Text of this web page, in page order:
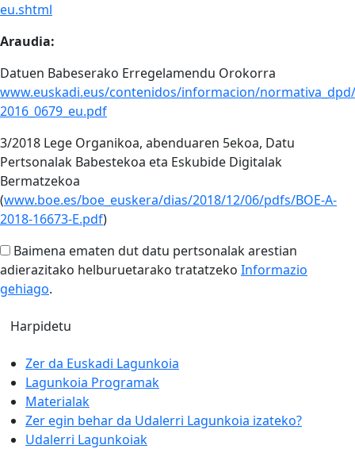
Zer da Euskadi Lagunkoia
Lagunkoia Programak
Materialak
Zer egin behar da Udalerri Lagunkoia izateko?
Udalerri Lagunkoiak
eu.shtml
Araudia:
Datuen Babeserako Erregelamendu Orokorra
www.euskadi.eus/contenidos/informacion/
2016_0679_eu.pdf
3/2018 Lege Organikoa, abenduaren 5ekoa, Datu
Pertsonalak Babestekoa eta Eskubide Digitalak
Bermatzekoa
(www.boe.es/boe_euskera/dias/2018/12/06/pdfs/BOE-A-
2018-16673-E.pdf)
Baimena ematen dut datu pertsonalak arestian
adierazitako helburuetarako tratatzeko Informazio
gehiago.